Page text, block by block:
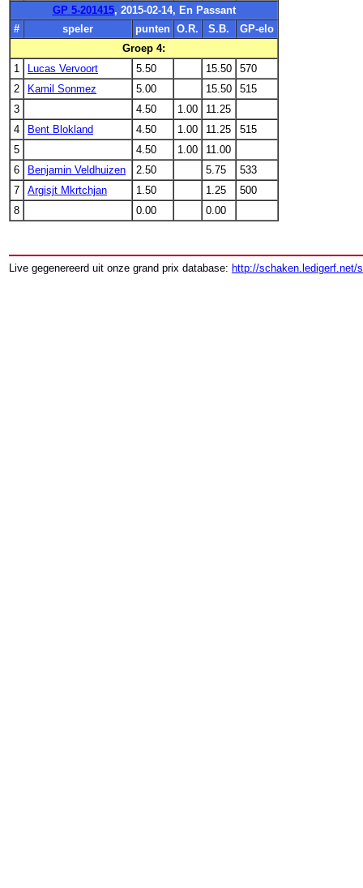
GP 5-201415, 2015-02-14, En Passant
#
speler punten O.R. S.B.
GP-elo
Groep 4:
1
Lucas Vervoort 5.50 15.50
570
2
Kamil Sonmez 5.00 15.50
515
3
4.50 1.00
11.25
4
Bent Blokland 4.50 1.00 11.25
515
5
4.50 1.00
11.00
6
Benjamin Veldhuizen 2.50 5.75
533
7
Argisjt Mkrtchjan 1.50 1.25
500
8
0.00 0.00
Live gegenereerd uit onze grand prix database: http://schaken.ledigerf.net/